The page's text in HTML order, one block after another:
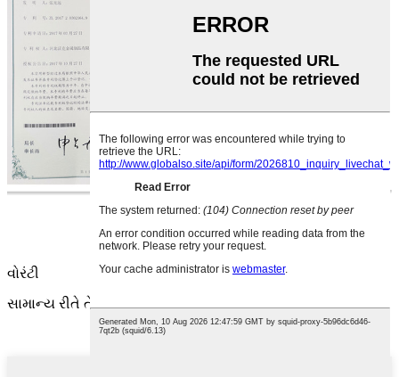
વોરંટી
સામાન્ય રીતે તે એક વર્ષ છે. તેને લંબાવી પણ શકાય છે.